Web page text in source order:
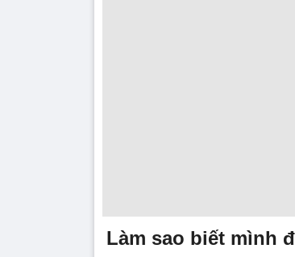
Làm sao biết mình